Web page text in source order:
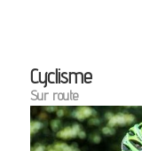
Cyclisme
Sur route